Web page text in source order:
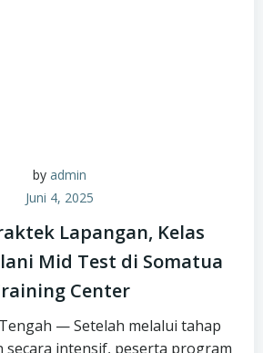
by admin
Juni 4, 2025
Lapangan, Kelas
Mid Test di Somatua
Center
— Setelah melalui tahap
secara intensif, peserta program